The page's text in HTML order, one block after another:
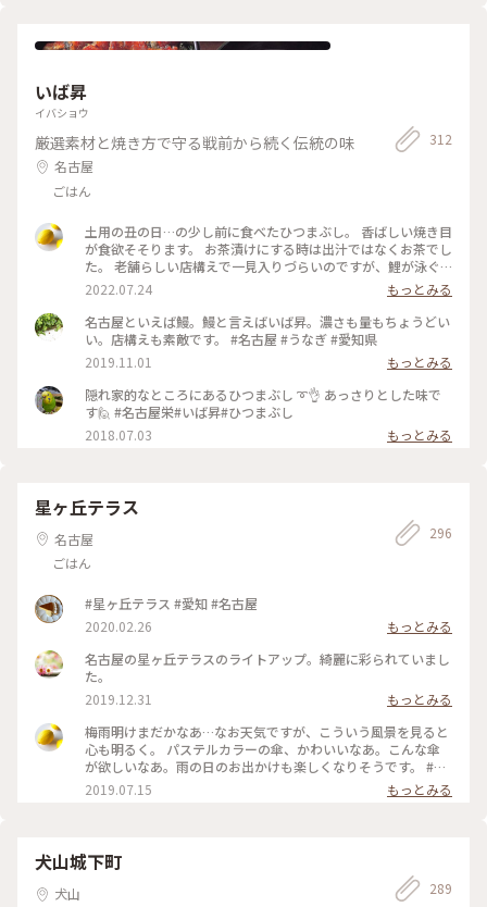
いば昇
イバショウ
厳選素材と焼き方で守る戦前から続く伝統の味
名古屋
ごはん
312
土用の丑の日…の少し前に食べたひつまぶし。 香ばしい焼き目
が食欲そそります。 お茶漬けにする時は出汁ではなくお茶でし
た。 老舗らしい店構えで一見入りづらいのですが、鯉が泳ぐ
中庭を通って奥の座敷に通してもらうととっても落ち着く空間
で、店員さんも親切でお値段も意外とお手頃でした。 #名古屋
#錦 #栄 #うなぎ #ひつまぶし #ご当地 #Myことりっぷ
2022.07.24
もっとみる
名古屋といえば鰻。鰻と言えばいば昇。濃さも量もちょうどい
い。店構えも素敵です。 #名古屋 #うなぎ #愛知県
2019.11.01
もっとみる
隠れ家的なところにあるひつまぶし ➰👌 あっさりとした味で
す🙋 #名古屋栄#いば昇#ひつまぶし
2018.07.03
もっとみる
星ヶ丘テラス
名古屋
ごはん
296
#星ヶ丘テラス #愛知 #名古屋
2020.02.26
もっとみる
名古屋の星ヶ丘テラスのライトアップ。綺麗に彩られていまし
た。
2019.12.31
もっとみる
梅雨明けまだかなあ…なお天気ですが、こういう風景を見ると
心も明るく。 パステルカラーの傘、かわいいなあ。こんな傘
が欲しいなあ。雨の日のお出かけも楽しくなりそうです。 #名
古屋 #星ヶ丘 #わたしの街 #梅雨
2019.07.15 もっとみる
犬山城下町
犬山
289